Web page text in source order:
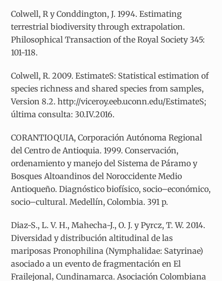
Colwell, R y Conddington, J. 1994. Estimating
terrestrial biodiversity through extrapolation.
Philosophical Transaction of the Royal Society 345:
101-118.
Colwell, R. 2009. EstimateS: Statistical estimation of
species richness and shared species from samples,
Version 8.2. http://viceroy.eeb.uconn.edu/EstimateS;
última consulta: 30.IV.2016.
CORANTIOQUIA, Corporación Autónoma Regional
del Centro de Antioquia. 1999. Conservación,
ordenamiento y manejo del Sistema de Páramo y
Bosques Altoandinos del Noroccidente Medio
Antioqueño. Diagnóstico biofísico, socio–económico,
socio–cultural. Medellín, Colombia. 391 p.
Diaz-S., L. V. H., Mahecha-J., O. J. y Pyrcz, T. W. 2014.
Diversidad y distribución altitudinal de las
mariposas Pronophilina (Nymphalidae: Satyrinae)
asociado a un evento de fragmentación en El
Frailejonal‚ Cundinamarca. Asociación Colombiana